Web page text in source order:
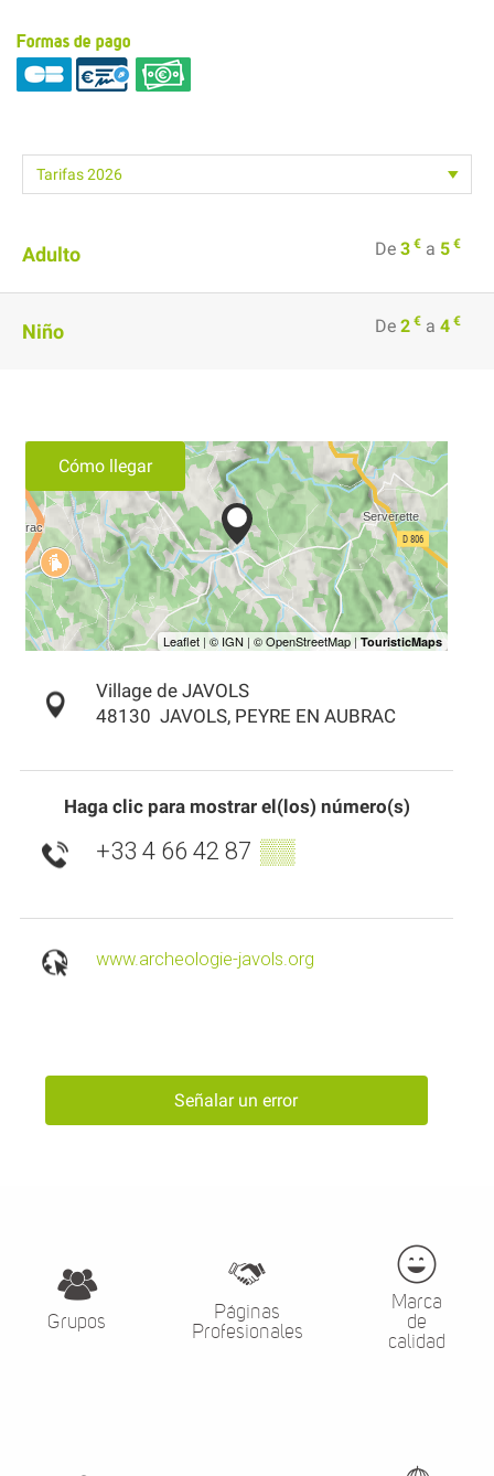
Formas de pago
Adulto De 3 € a 5 €
Niño De 2 € a 4 €
Cómo llegar
Village de JAVOLS
48130 JAVOLS, PEYRE EN AUBRAC
Haga clic para mostrar el(los) número(s)
+33 4 66 42 87 ▒▒
www.archeologie-javols.org
Señalar un error
Grupos
Páginas
Profesionales
Marca
de
calidad